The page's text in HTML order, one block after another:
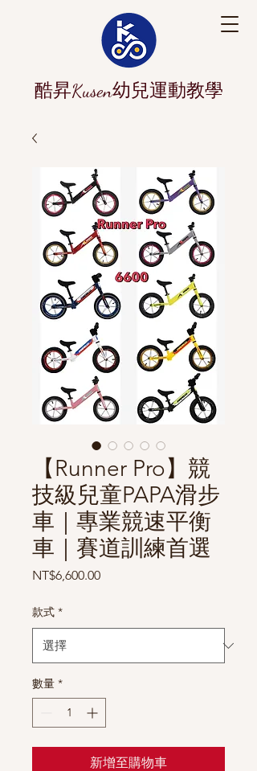
酷昇Kusen幼兒運動教學
【Runner Pro】競
技級兒童PAPA滑步
車｜專業競速平衡
車｜賽道訓練首選
NT$6,600.00價
款式 *
數量 *
新增至購物車